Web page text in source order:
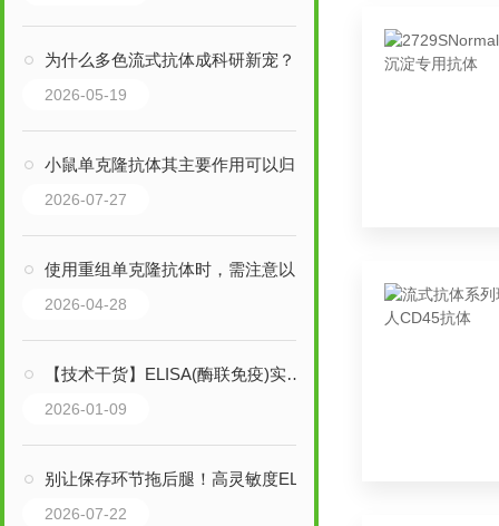
为什么多色流式抗体成科研新宠？这些核心特点藏着答案
2026-05-19
小鼠单克隆抗体其主要作用可以归纳为以下三大核心领域
2026-07-27
使用重组单克隆抗体时，需注意以下事项以确保安全性和有效性
2026-04-28
【技术干货】ELISA(酶联免疫)实验步骤
2026-01-09
别让保存环节拖后腿！高灵敏度ELISA试剂盒的正确养护法则
2026-07-22